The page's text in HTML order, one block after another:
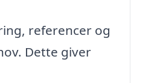
referencer og
Dette giver